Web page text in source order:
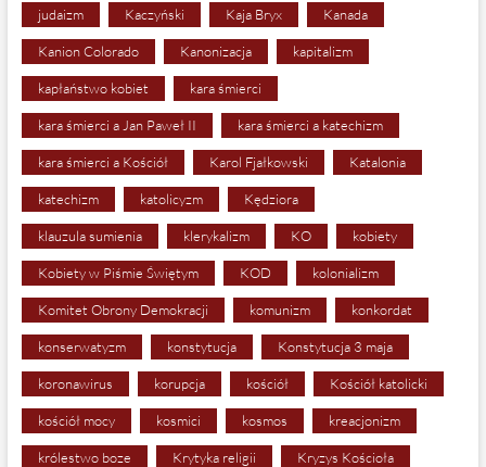
judaizm Kaczyński Kaja Bryx Kanada
Kanion Colorado Kanonizacja kapitalizm
kapłaństwo kobiet kara śmierci
kara śmierci a Jan Paweł II kara śmierci a katechizm
kara śmierci a Kościół Karol Fjałkowski Katalonia
katechizm katolicyzm Kędziora
klauzula sumienia klerykalizm KO kobiety
Kobiety w Piśmie Świętym KOD kolonializm
Komitet Obrony Demokracji komunizm konkordat
konserwatyzm konstytucja Konstytucja 3 maja
koronawirus korupcja kościół Kościół katolicki
kościół mocy kosmici kosmos kreacjonizm
królestwo boze Krytyka religii Kryzys Kościoła